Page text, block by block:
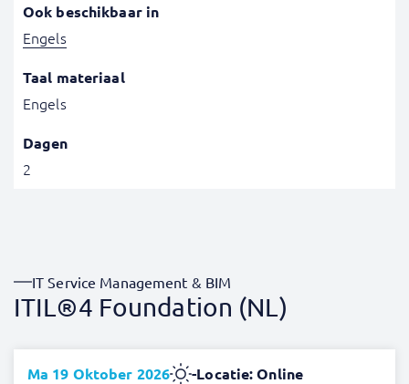
Ook beschikbaar in
Engels
Taal materiaal
Engels
Dagen
2
IT Service Management & BIM
ITIL®4 Foundation (NL)
Ma 19 Oktober 2026 -Locatie: Online